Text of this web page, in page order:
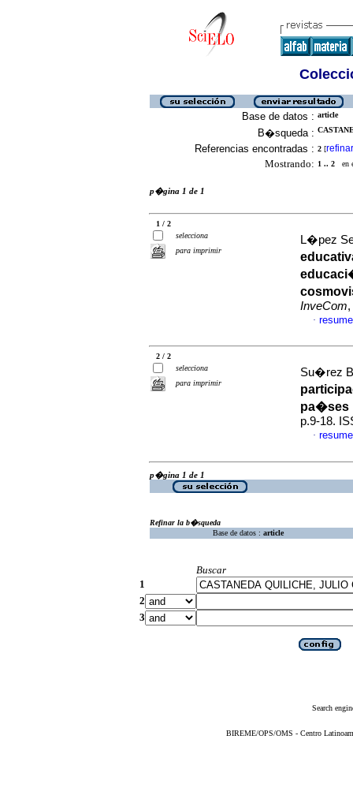
Base de datos : article
B�squeda :
Referencias encontradas : 2 [refinar
Mostrando: 1 .. 2 en
p�gina 1 de 1
1 / 2
selecciona
para imprimir
L�pez
InveCom
·
2 / 2
selecciona
para imprimir
Su�rez
pa�ses
p.9-18.
·
p�gina 1 de 1
Refinar la b�squeda
Base de datos : article
Buscar
1
2
3
Search
BIREME/OPS/OMS - Centro